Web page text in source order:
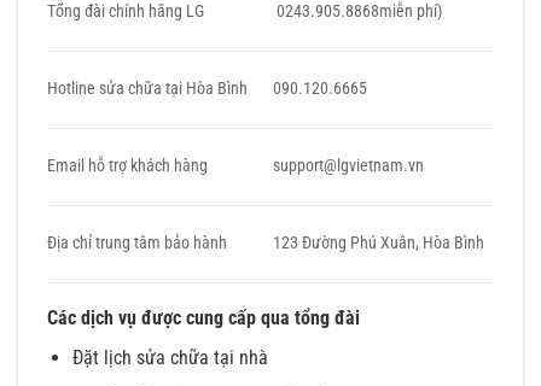
Tổng đài chính hãng LG 0243.905.8868miễn phí)
Hotline sửa chữa tại Hòa Bình 090.120.6665
Email hỗ trợ khách hàng support@lgvietnam.vn
Địa chỉ trung tâm bảo hành 123 Đường Phú Xuân, Hòa Bình
Các dịch vụ được cung cấp qua tổng đài
Đặt lịch sửa chữa tại nhà